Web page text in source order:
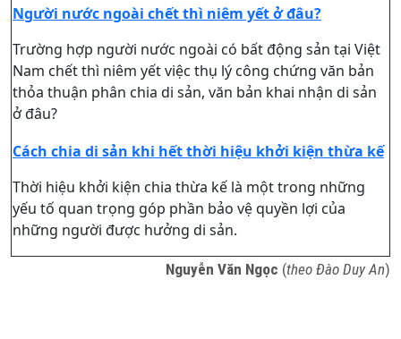
Người nước ngoài chết thì niêm yết ở đâu?
Trường hợp người nước ngoài có bất động sản tại Việt
Nam chết thì niêm yết việc thụ lý công chứng văn bản
thỏa thuận phân chia di sản, văn bản khai nhận di sản
ở đâu?
Cách chia di sản khi hết thời hiệu khởi kiện thừa kế
Thời hiệu khởi kiện chia thừa kế là một trong những
yếu tố quan trọng góp phần bảo vệ quyền lợi của
những người được hưởng di sản.
Nguyễn Văn Ngọc (theo Đào Duy An)